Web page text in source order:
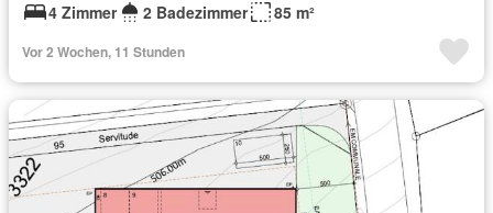
4 Zimmer
2 Badezimmer 85 m²
Vor 2 Wochen, 11 Stunden